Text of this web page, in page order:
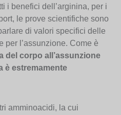
i benefici dell’arginina, per i
le prove scientifiche sono
di valori specifici delle
per l’assunzione. Come è
del corpo all’assunzione
è estremamente
amminoacidi, la cui